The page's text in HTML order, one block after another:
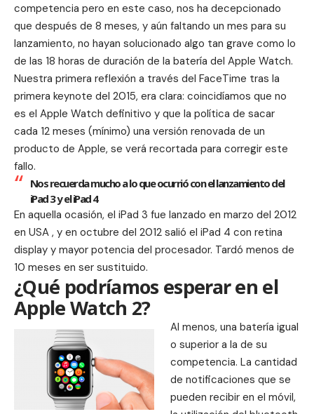
competencia pero en este caso, nos ha decepcionado
que después de 8 meses, y aún faltando un mes para su
lanzamiento, no hayan solucionado algo tan grave como lo
de las 18 horas de duración de la batería del Apple Watch.
Nuestra primera reflexión a través del FaceTime tras la
primera keynote del 2015, era clara: coincidíamos que no
es el Apple Watch definitivo y que la política de sacar
cada 12 meses (mínimo) una versión renovada de un
producto de Apple, se verá recortada para corregir este
fallo.
Nos recuerda mucho a lo que ocurrió con el lanzamiento del
iPad 3 y el iPad 4
En aquella ocasión, el iPad 3 fue lanzado en marzo del 2012
en USA , y en octubre del 2012 salió el iPad 4 con retina
display y mayor potencia del procesador. Tardó menos de
10 meses en ser sustituido.
¿Qué podríamos esperar en el
Apple Watch 2?
Al menos, una batería igual
o superior a la de su
competencia. La cantidad
de notificaciones que se
pueden recibir en el móvil,